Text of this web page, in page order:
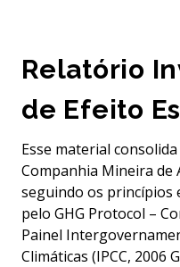
Relatório
de Efeito
Esse material
Companhia Mineira de
seguindo os princípios
pelo GHG Protocol –
Painel
Climáticas (IPCC, 2006